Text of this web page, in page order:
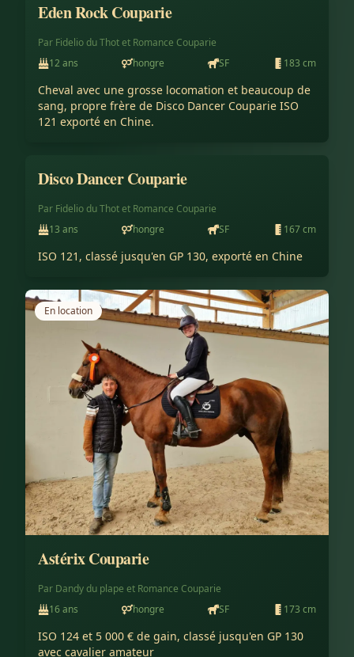
Vendu
Eden Rock Couparie
Par Fidelio du Thotet Romance Couparie
12 ans hongre SF 183 cm
Cheval avec une grosse locomation et beaucoup de
sang, propre frère de Disco Dancer Couparie ISO
121 exporté en Chine.
Vendu à l'export
Disco Dancer Couparie
Par Fidelio du Thotet Romance Couparie
13 ans hongre SF 167cm
ISO 121, classé jusqu'en GP 130, exporté en Chine
En location
Astérix Couparie
Par Dandy du plape et Romance Couparie
16ans hongre SF 173 cm
ISO 124 et 5 000 € de gain, classé jusqu'en GP 130
avec cavalier amateur